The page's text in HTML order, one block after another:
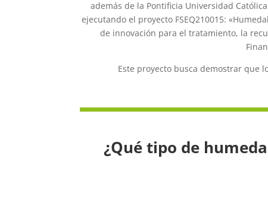
además de la Pontificia Universidad
ejecutando el proyecto FSEQ210015:
de innovación para el tratamiento, la
Este proyecto busca demostrar que
¿Qué tipo de